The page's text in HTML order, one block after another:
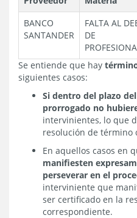
BANCO
SANTANDER
FALTA AL
DE
Se entiende que hay
siguientes casos:
Si dentro del plazo
prorrogado no
intervinientes, lo que
resolución de término
En aquellos casos en
manifiesten
perseverar en el
interviniente que
ser certificado en la
correspondiente.